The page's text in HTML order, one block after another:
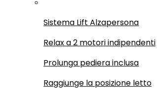
Sistema Lift Alzapersona
Relax a 2 motori indipendenti
Prolunga pediera inclusa
Raggiunge la posizione letto